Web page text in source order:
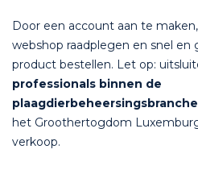
Door een account aan te
webshop raadplegen en snel
product bestellen. Let op:
professionals binnen de
plaagdierbeheersingsbranche
het Groothertogdom
verkoop.